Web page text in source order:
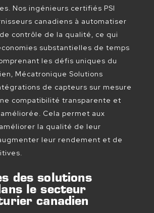
Nos ingénieurs certifiés PSI
canadiens à automatiser
contrôle de la qualité, ce qui
substantielles de temps
les défis uniques du
Mécatronique Solutions
de capteurs sur mesure
compatibilité transparente et
Cela permet aux
la qualité de leur
leur rendement et de
des solutions
le secteur
canadien